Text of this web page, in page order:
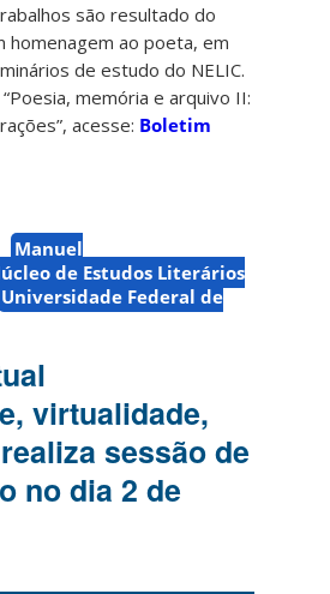
são resultado do
homenagem ao poeta, em
de estudo do NELIC.
memória e arquivo II:
acesse: Boletim
Manuel
de Estudos Literários
Universidade Federal de
virtualidade,
sessão de
no dia 2 de